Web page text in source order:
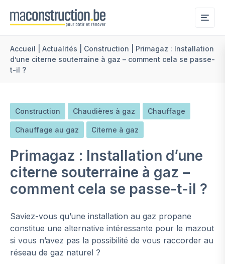
Accueil Actualités Construction
Primagaz : Installation
d’une citerne souterraine à gaz – comment cela se passe-
t-il ?
Construction Chaudières à gaz Chauffage
Chauffage au gaz Citerne à gaz
Primagaz : Installation d’une
citerne souterraine à gaz –
comment cela se passe-t-il ?
Saviez-vous qu’une installation au gaz propane
constitue une alternative intéressante pour le mazout
si vous n’avez pas la possibilité de vous raccorder au
réseau de gaz naturel ?